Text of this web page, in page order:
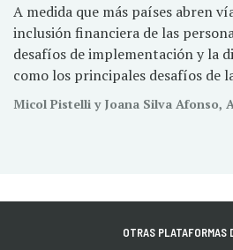
A medida que más países abren
inclusión financiera de las
desafíos de implementación y la
como los principales desafíos de
Micol Pistelli y Joana Silva Afonso,
OTRAS PLATAFORMAS